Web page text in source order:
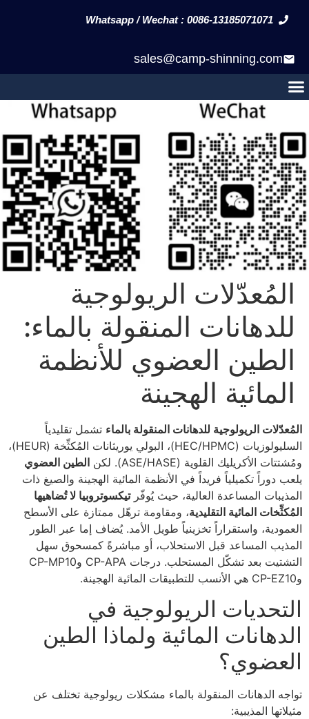
Whatsapp / Wechat : 0086-13185071071
sales@camp-shinning.com
المُعدّلات الريولوجية
للدهانات المنقولة بالماء:
الطين العضوي للأنظمة
المائية الهجينة
المُعدّلات الريولوجية للدهانات المنقولة بالماء تشمل تقليدياً
السليولوزيات (HEC/HPMC)، البولي يوريثانات المُكثِّخة (HEUR)،
ومُشتتات الأكريليك القلوية (ASE/HASE). لكن
الطين العضوي
يلعب دوراً تكميلياً فريداً في الأنظمة المائية الهجينة والصيغ ذات
المذيبات المساعدة العالية، حيث يُوفّرتيكسوتروبيا لا تُضاهيها
المُكثِّخات المائية التقليدية، ومقاومة ترهّل ممتازة على الأسطح
العمودية، واستقراراً تخزينياً طويل الأمد. يُضاف إما عبر الطور
المذيب المساعد قبل الاستحلاب، أو مباشرةً كمسحوق سهل
التشتيت بعد تشكّل المستحلب. درجات CP-APA وCP-MP10
وCP-EZ10 هي الأنسب للتطبيقات المائية الهجينة.
التحديات الريولوجية في
الدهانات المائية ولماذا الطين
العضوي؟
تواجه الدهانات المنقولة بالماء مشكلات ريولوجية تختلف عن
مثيلاتها المذيبية: